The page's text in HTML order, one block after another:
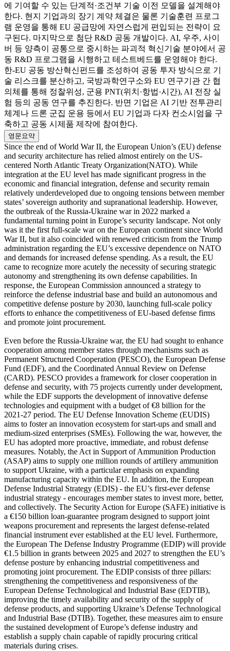
에 기여할 수 있는 단계적·조건부 기술 이전 모델을 설계해야
한다. 현지 기업과의 장기 계약 체결은 물론 기술훈련 프로그
램 운영을 통해 EU 공급망에 자연스럽게 편입되는 전략이 요
구된다. 마지막으로 첨단 R&D 공동 개발이다. AI, 우주, 사이
버 등 양측이 공통으로 중시하는 파괴적 혁신기술 분야에서 공
동 R&D 프로그램을 시행하고 테스트베드를 운영해야 한다.
한-EU 공동 방산혁신펀드를 조성하여 공동 투자 방식으로 기
술 리스크를 분산하고, 국방과학연구소와 EU 연구기관 간 협
의체를 통해 정찰위성, 군용 PNT(위치·항법·시간), AI 전장 실
험 등의 공동 연구를 추진한다. 반면 기업은 AI 기반 전투관리
체계나 드론 군집 운용 등에서 EU 기업과 다자 컨소시엄을 구
축하고 공동 시제품 제작에 참여한다.
영문요약
Since the end of World War II, the European Union’s (EU) defense
and security architecture has relied almost entirely on the US-
centered North Atlantic Treaty Organization(NATO). While
integration at the EU level has made significant progress in the
economic and financial integration, defense and security remain
relatively underdeveloped due to ongoing tensions between member
states’ sovereign authority and supranational leadership. However,
the outbreak of the Russia-Ukraine war in 2022 marked a
fundamental turning point in Europe’s security landscape. Not only
was it the first full-scale war on the European continent since World
War II, but it also coincided with renewed criticism from the Trump
administration regarding the EU’s excessive dependence on NATO
and demands for increased defense spending. As a result, the EU
came to recognize more acutely the necessity of securing strategic
autonomy and strengthening its own defense capabilities. In
response, the European Commission announced a strategy to
reinforce the defense industrial base and build an autonomous and
competitive defense posture by 2030, launching full-scale policy
efforts to enhance the competitiveness of EU-based defense firms
and promote joint procurement.
Even before the Russia-Ukraine war, the EU had sought to enhance
cooperation among member states through mechanisms such as
Permanent Structured Cooperation (PESCO), the European Defense
Fund (EDF), and the Coordinated Annual Review on Defense
(CARD). PESCO provides a framework for closer cooperation in
defense and security, with 75 projects currently under development,
while the EDF supports the development of innovative defense
technologies and equipment with a budget of €8 billion for the
2021-27 period. The EU Defense Innovation Scheme (EUDIS)
aims to foster an innovation ecosystem for start-ups and small and
medium-sized enterprises (SMEs). Following the war, however, the
EU has adopted more proactive, immediate, and robust defense
measures. Notably, the Act in Support of Ammunition Production
(ASAP) aims to supply one million rounds of artillery ammunition
to support Ukraine, with a particular emphasis on expanding
manufacturing capacity within the EU. In addition, the European
Defense Industrial Strategy (EDIS) - the EU’s first-ever defense
industrial strategy - encourages member states to invest more, better,
and collectively. The Security Action for Europe (SAFE) initiative is
a €150 billion loan-guarantee program designed to support joint
weapons procurement and represents the largest defense-related
financial instrument ever established at the EU level. Furthermore,
the European The Defense Industry Programme (EDIP) will provide
€1.5 billion in grants between 2025 and 2027 to strengthen the EU’s
defense posture by enhancing industrial competitiveness and
promoting joint procurement. The EDIP consists of three pillars:
strengthening the competitiveness and responsiveness of the
European Defense Technological and Industrial Base (EDTIB),
improving the timely availability and security of the supply of
defense products, and supporting Ukraine’s Defense Technological
and Industrial Base (DTIB). Together, these measures aim to ensure
the sustained development of Europe’s defense industry and
establish a supply chain capable of rapidly procuring critical
materials during crises.